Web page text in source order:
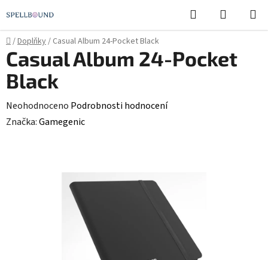
na
obsah
Hledat
KOŠÍK
Domů
/Doplňky/ Casual Album 24-Pocket Black
Casual Album 24-Pocket
Black
Průměrné
hodnocení
Neohodnoceno Podrobnosti hodnocení
Značka:Gamegenic